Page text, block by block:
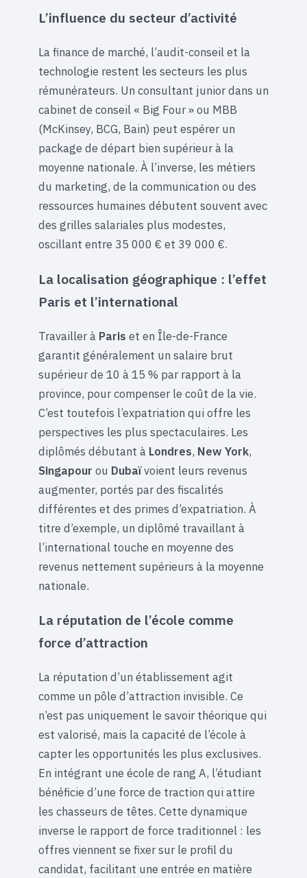
L’influence du secteur d’activité
La finance de marché, l’audit-conseil et la
technologie restent les secteurs les plus
rémunérateurs. Un consultant junior dans un
cabinet de conseil « Big Four » ou MBB
(McKinsey, BCG, Bain) peut espérer un
package de départ bien supérieur à la
moyenne nationale. À l’inverse, les métiers
du marketing, de la communication ou des
ressources humaines débutent souvent avec
des grilles salariales plus modestes,
oscillant entre 35 000 € et 39 000 €.
La localisation géographique : l’effet
Paris et l’international
Travailler à Paris et en Île-de-France
garantit généralement un salaire brut
supérieur de 10 à 15 % par rapport à la
province, pour compenser le coût de la vie.
C’est toutefois l’expatriation qui offre les
perspectives les plus spectaculaires. Les
diplômés débutant à Londres, New York,
Singapour ou Dubaïvoient leurs revenus
augmenter, portés par des fiscalités
différentes et des primes d’expatriation. À
titre d’exemple, un diplômé travaillant à
l’international touche en moyenne des
revenus nettement supérieurs à la moyenne
nationale.
La réputation de l’école comme
force d’attraction
La réputation d’un établissement agit
comme un pôle d’attraction invisible. Ce
n’est pas uniquement le savoir théorique qui
est valorisé, mais la capacité de l’école à
capter les opportunités les plus exclusives.
En intégrant une école de rang A, l’étudiant
bénéficie d’une force de traction qui attire
les chasseurs de têtes. Cette dynamique
inverse le rapport de force traditionnel : les
offres viennent se fixer sur le profil du
candidat, facilitant une entrée en matière